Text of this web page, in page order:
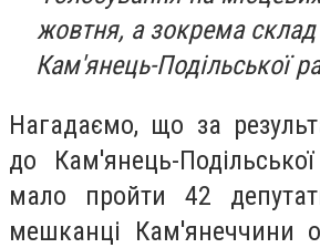
жовтня, а зокрема склад
Кам'янець-Подільської
Нагадаємо, що за
до Кам'янець-
мало пройти 42
мешканці Кам'янеччини